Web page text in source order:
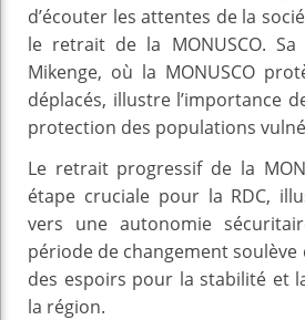
d’écouter les attentes de la
le retrait de la MONUSCO.
Mikenge, où la MONUSCO
déplacés, illustre l’importance
protection des populations
Le retrait progressif de la
étape cruciale pour la RDC,
vers une autonomie
période de changement soulève
des espoirs pour la stabilité et
la région.